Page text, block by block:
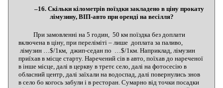
–16. Скільки кілометрів поїздки закладено в ціну прокату
лімузину, ВІП-авто при оренді на весілля?
При замовленні на 5 годин, 50 км поїздка без доплати
включена в ціну, при переліміті – лише доплата за паливо,
лімузин …$/1км, джип-седан по …$/1км. Наприклад, лімузин
приїхав в місце старту. Наречений сів в авто, поїхав до нареченої
в інше місце, далі в церкву в третє село, далі на фотосесію в
обласний центр, далі заїхали на водоспад, далі повернулись знов
в село бо когось забули і в ресторан. Сумарно від точки посадки